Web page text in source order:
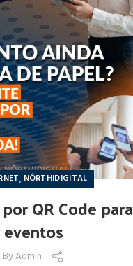
, NÔRTHIDIGITAL
QR Code para
eventos
ByAdmin